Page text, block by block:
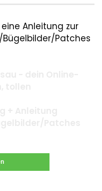
Anleitung zur
Patches